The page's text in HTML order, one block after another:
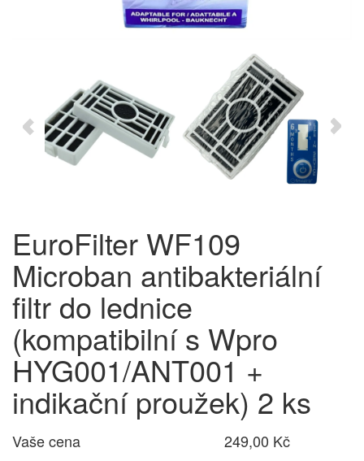
EuroFilter WF109
Microban antibakteriální
filtr do lednice
(kompatibilní s Wpro
HYG001/ANT001 +
indikační proužek) 2 ks
Vaše cena
249,00 Kč